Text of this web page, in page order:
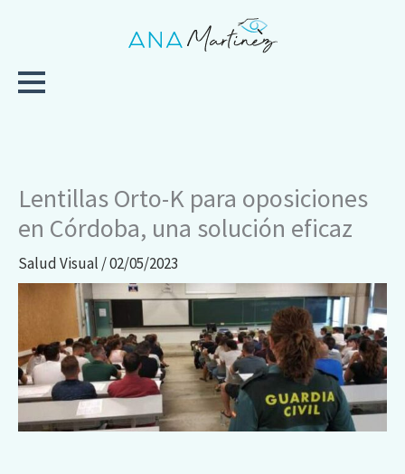
contenido
Lentillas Orto-K para oposiciones
en Córdoba, una solución eficaz
Salud Visual/02/05/2023